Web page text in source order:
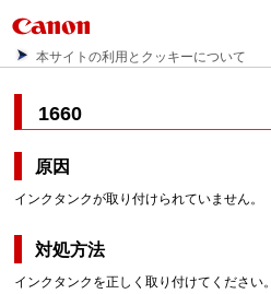
本サイトの利用とクッキーについて
1660
原因
インクタンクが取り付けられていません。
対処方法
インクタンクを正しく取り付けてください。